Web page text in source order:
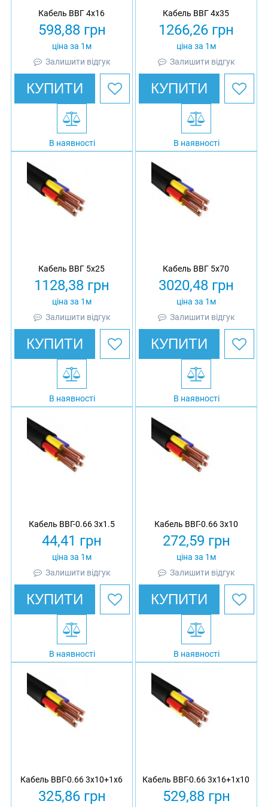
Кабель ВВГ 4х16
598,88грн
ціна за 1м
Залишити відгук
КУПИТИ
В наявності
Кабель ВВГ 4х35
1266,26 грн
ціна за 1м
Залишити відгук
КУПИТИ
В наявності
Кабель ВВГ 5х25
1128,38 грн
ціна за 1м
Залишити відгук
КУПИТИ
В наявності
Кабель ВВГ 5х70
3020,48 грн
ціна за 1м
Залишити відгук
КУПИТИ
В наявності
Кабель ВВГ-0.66 3х1.5
44,41 грн
ціна за 1м
Залишити відгук
КУПИТИ
В наявності
Кабель ВВГ-0.66 3х10
272,59 грн
ціна за 1м
Залишити відгук
КУПИТИ
В наявності
Кабель ВВГ-0.66 3х10+1х6
325,86грн
Кабель ВВГ-0.66 3х16+1х10
529,88грн